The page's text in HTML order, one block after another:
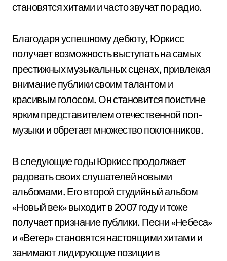
становятся хитами и часто звучат по радио.
Благодаря успешному дебюту, Юркисс
получает возможность выступать на самых
престижных музыкальных сценах, привлекая
внимание публики своим талантом и
красивым голосом. Он становится поистине
ярким представителем отечественной поп-
музыки и обретает множество поклонников.
В следующие годы Юркисс продолжает
радовать своих слушателей новыми
альбомами. Его второй студийный альбом
«Новый век» выходит в 2007 году и тоже
получает признание публики. Песни «Небеса»
и «Ветер» становятся настоящими хитами и
занимают лидирующие позиции в